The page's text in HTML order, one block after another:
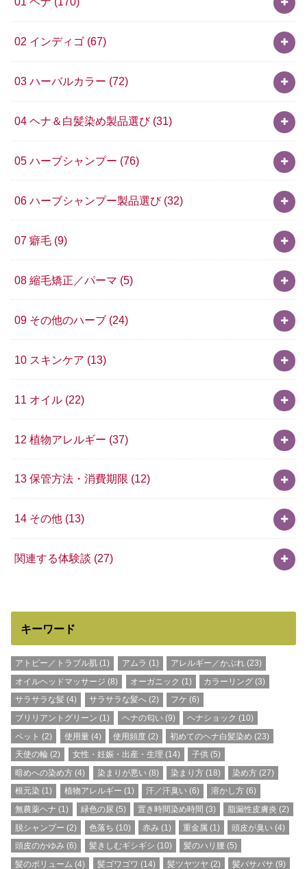
02 インディゴ (67)
03 ハーバルカラー (72)
04 ヘナ＆白髪染め製品選び (31)
05 ハーブシャンプー (76)
06 ハーブシャンプー製品選び (32)
07 癖毛 (9)
08 縮毛矯正／パーマ (5)
09 その他のハーブ (24)
10 スキンケア (13)
11 オイル (22)
12 植物アレルギー (37)
13 保管方法・消費期限 (12)
14 その他 (13)
関連する体験談 (27)
キーワード
アトピー／トラブル肌 (1) アムラ (1) アレルギー／かぶれ(23)
オイルヘッドマッサージ (8) オーガニック (1) カラーリング(3)
サラサラな髪 (4) サラサラな髪へ(2) フケ (6)
ブリリアントグリーン (1) ヘナの匂い(9) ヘナショック (10)
ペット (2) 使用量(4) 使用頻度(2) 初めてのヘナ白髪染め (23)
天使の輪 (2) 女性・妊娠・出産・生理 (14) 子供(5)
暗めへの染め方 (4) 染まりが悪い(8) 染まり方(18) 染め方 (27)
根元染 (1) 植物アレルギー (1) 汗／汗臭い(6) 溶かし方 (6)
無農薬ヘナ (1) 緑色の尿 (5) 置き時間染め時間 (3) 脂漏性皮膚炎 (2)
脱シャンプー (2) 色落ち (10) 赤み (1) 重金属 (1) 頭皮が臭い (4)
頭皮のかゆみ (6) 髪きしむギシギシ (10) 髪のハリ腰 (5)
髪のボリューム (4) 髪ゴワゴワ (14) 髪ツヤツヤ (2) 髪バサバサ (9)